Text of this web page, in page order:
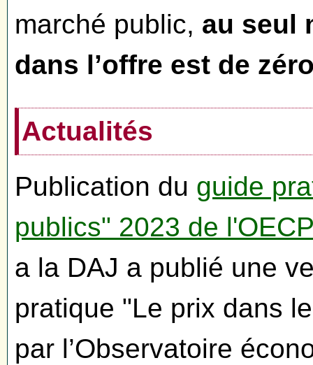
marché public, au seul
dans l’offre est de
Actualités
Publication du guide
publics" 2023 de
a la DAJ a publié une
pratique "Le prix dans
par l’Observatoire